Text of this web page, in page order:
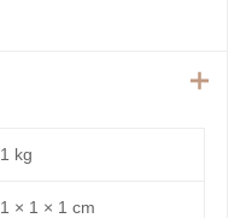
1 kg
1 × 1 × 1 cm